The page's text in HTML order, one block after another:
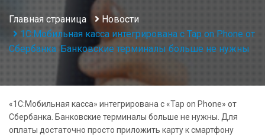
Главная страница
Новости
1С:Мобильная касса интегрирована с Tap on Phone от
Сбербанка. Банковские терминалы больше не нужны
«1С:Мобильная касса» интегрирована с «Tap on Phone» от
Сбербанка. Банковские терминалы больше не нужны. Для
оплаты достаточно просто приложить карту к смартфону